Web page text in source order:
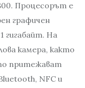
Процесорът е
графичен
гигабайт. На
камера, както
притежават
NFC и